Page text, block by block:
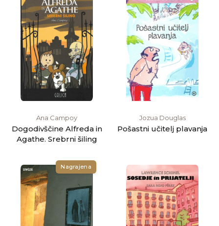
Ana Campoy
Dogodivščine Alfreda in
Agathe. Srebrni šiling
Jozua Douglas
Pošastni učitelj plavanja
Nagrajena